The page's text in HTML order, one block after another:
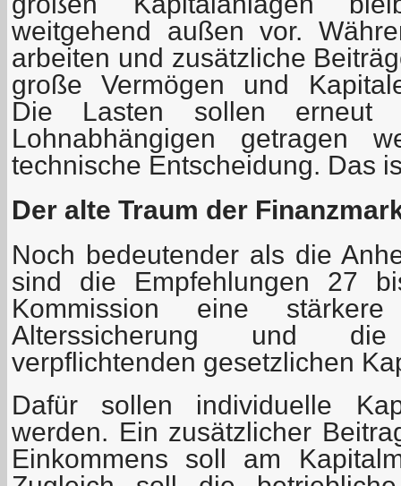
weitgehend außen vor.
arbeiten und zusätzliche
große Vermögen und
Die Lasten sollen
Lohnabhängigen getragen
technische Entscheidung. Das
Der alte Traum der
Noch bedeutender als die
sind die Empfehlungen 27
Kommission eine
Alterssicherung und
verpflichtenden gesetzlichen
Dafür sollen individuelle
werden. Ein zusätzlicher
Einkommens soll am